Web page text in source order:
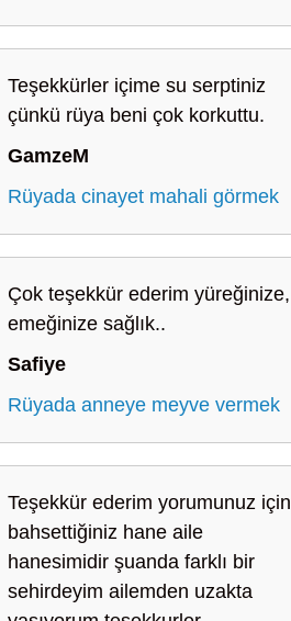
Teşekkürler içime su serptiniz
çünkü rüya beni çok korkuttu.
GamzeM
Rüyada cinayet mahali görmek
Çok teşekkür ederim yüreğinize,
emeğinize sağlık..
Safiye
Rüyada anneye meyve vermek
Teşekkür ederim yorumunuz için
bahsettiğiniz hane aile
hanesimidir şuanda farklı bir
sehirdeyim ailemden uzakta